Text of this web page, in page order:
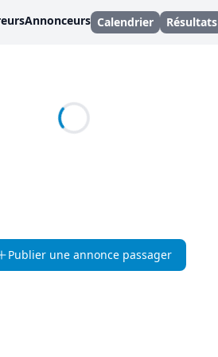
Annonceurs Calendrier Résultats
Publier une annonce passager